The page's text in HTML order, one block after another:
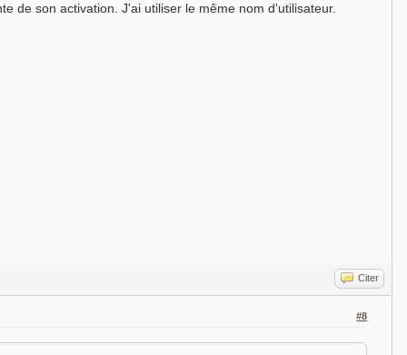
de son activation. J'ai utiliser le même nom d'utilisateur.
Citer
#8